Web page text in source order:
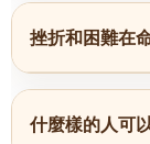
挫折和困難在
什麼樣的人可